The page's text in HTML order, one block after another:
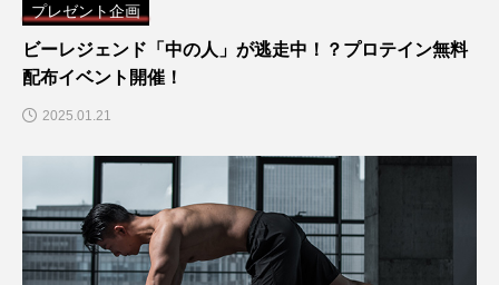
プレゼント企画
ビーレジェンド「中の人」が逃走中！？プロテイン無料
配布イベント開催！
2025.01.21